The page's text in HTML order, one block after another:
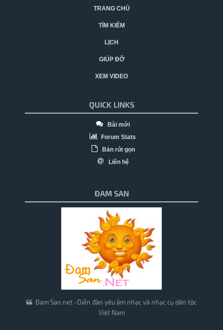
TRANG CHỦ
TÌM KIẾM
LỊCH
GIÚP ĐỠ
XEM VIDEO
QUICK LINKS
Bài mới
Forum Stats
Bản rút gọn
Liên hệ
ĐAM SAN
Đam San.net -Diễn đàn yêu âm nhạc và nhạc cụ dân tộc
Việt Nam